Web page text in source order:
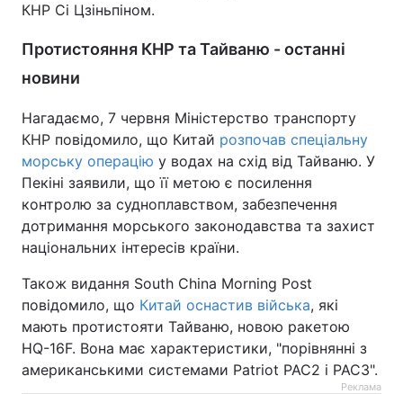
КНР Сі Цзіньпіном.
Протистояння КНР та Тайваню - останні
новини
Нагадаємо, 7 червня Міністерство транспорту
КНР повідомило, що Китай розпочав спеціальну
морську операцію у водах на схід від Тайваню. У
Пекіні заявили, що її метою є посилення
контролю за судноплавством, забезпечення
дотримання морського законодавства та захист
національних інтересів країни.
Також видання South China Morning Post
повідомило, що Китай оснастив війська, які
мають протистояти Тайваню, новою ракетою
HQ-16F. Вона має характеристики, "порівнянні з
американськими системами Patriot PAC2 і PAC3".
Реклама